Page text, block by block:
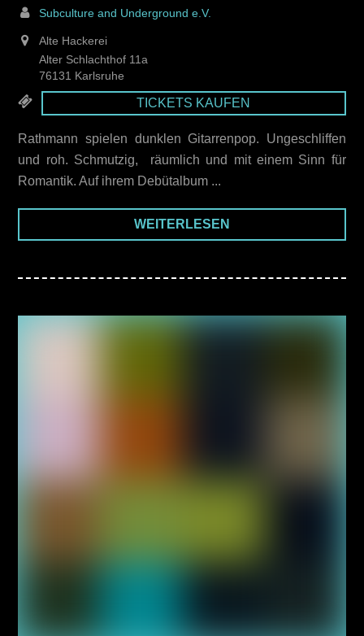
Subculture and Underground e.V.
Alte Hackerei
Alter Schlachthof 11a
76131 Karlsruhe
TICKETS KAUFEN
Rathmann spielen dunklen Gitarrenpop. Ungeschliffen
und roh. Schmutzig, räumlich und mit einem Sinn für
Romantik. Auf ihrem Debütalbum ...
WEITERLESEN